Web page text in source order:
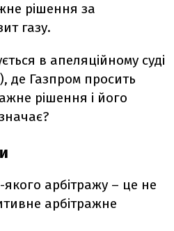
рішення за
газу.
в апеляційному суді
де Газпром просить
рішення і його
якого арбітражу – це не
арбітражне